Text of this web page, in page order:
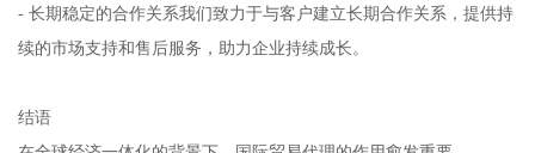
- 长期稳定的合作关系我们致力于与客户建立长期合作关系，提供持
续的市场支持和售后服务，助力企业持续成长。
结语